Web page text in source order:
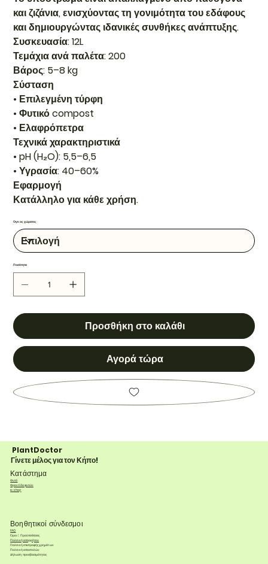
και ζιζάνια, ενισχύοντας τη γονιμότητα του εδάφους
και δημιουργώντας ιδανικές συνθήκες ανάπτυξης.
Συσκευασία: 12L
Τεμάχια ανά παλέτα: 200
Βάρος: 5–8 kg
Σύσταση
• Επιλεγμένη τύρφη
• Φυτικό compost
• Ελαφρόπετρα
Τεχνικά χαρακτηριστικά
• pH (H₂O): 5,5–6,5
• Υγρασία: 40–60%
Εφαρμογή
Κατάλληλο για κάθε χρήση.
Όγκος χώματος
Ποσότητα
Προσθήκη στο καλάθι
Αγορά τώρα
PlantDoctor
Γίνετε μέλος για τον Κήπο!
Κατάστημα
Φυτά
Φροντίδα φυτών
e-shop
Βοηθητικοί σύνδεσμοι
FAQ
Όροι & Προϋποθέσεις
Πολιτική απορρήτου
Πολιτική επιστροφής χρημάτων
Πολιτική αποστολών
Δήλωση προσβασιμότητας